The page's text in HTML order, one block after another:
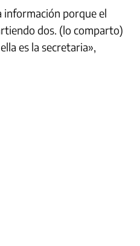
información porque el
dos. (lo comparto)
es la secretaria»,